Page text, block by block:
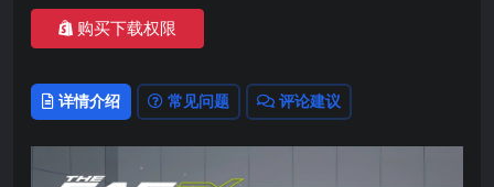
购买下载权限
详情介绍 常见问题 评论建议